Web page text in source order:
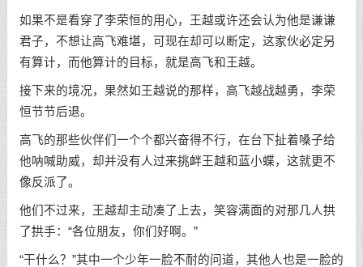
如果不是看穿了李荣恒的用心，王越或许还会认为他是谦谦
君子，不想让高飞难堪，可现在却可以断定，这家伙必定另
有算计，而他算计的目标，就是高飞和王越。
接下来的境况，果然如王越说的那样，高飞越战越勇，李荣
恒节节后退。
高飞的那些伙伴们一个个都兴奋得不行，在台下扯着嗓子给
他呐喊助威，却并没有人过来挑衅王越和蓝小蝶，这就更不
像反派了。
他们不过来，王越却主动凑了上去，笑容满面的对那几人拱
了拱手：“各位朋友，你们好啊。”
“干什么？”其中一个少年一脸不耐的问道，其他人也是一脸的